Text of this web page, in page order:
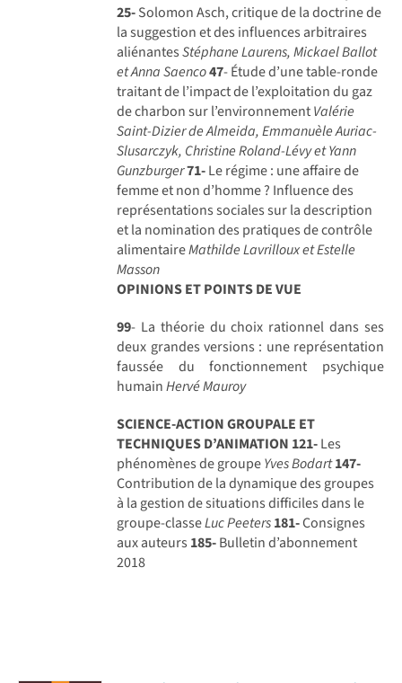
25-Solomon Asch, critique de la doctrine de
la suggestion et des influences arbitraires
aliénantesStéphane Laurens, Mickael Ballot
et Anna Saenco47- Étude d’une table-ronde
traitant de l’impact de l’exploitation du gaz
de charbon sur l’environnementValérie
Saint-Dizier de Almeida, Emmanuèle Auriac-
Slusarczyk, Christine Roland-Lévy et Yann
Gunzburger71-Le régime : une affaire de
femme et non d’homme ? Influence des
représentations sociales sur la description
et la nomination des pratiques de contrôle
alimentaireMathilde Lavrilloux et Estelle
Masson
OPINIONS ET POINTS DE VUE
99- La théorie du choix rationnel dans ses
deux grandes versions : une représentation
faussée du fonctionnement psychique
humainHervé Mauroy
SCIENCE-ACTION GROUPALE ET
TECHNIQUES D’ANIMATION 121-Les
phénomènes de groupeYves Bodart147-
Contribution de la dynamique des groupes
à la gestion de situations difficiles dans le
groupe-classeLuc Peeters181-Consignes
aux auteurs 185-Bulletin d’abonnement
2018